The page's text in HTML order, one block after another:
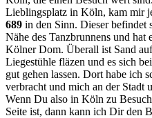
Lieblingsplatz in Köln, kam mir
689 in den Sinn. Dieser befindet
Nähe des Tanzbrunnens und
Kölner Dom. Überall ist Sand
Liegestühle fläzen und es sich
gut gehen lassen. Dort habe ich
verbracht und mich an der Stadt
Wenn Du also in Köln zu
Seite ist, dann kann ich Dir den